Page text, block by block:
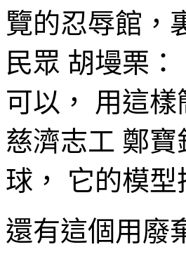
覽的忍辱館，
民眾 胡墁栗
可以， 用這
慈濟志工 鄭
球， 它的模
還有這個用廢